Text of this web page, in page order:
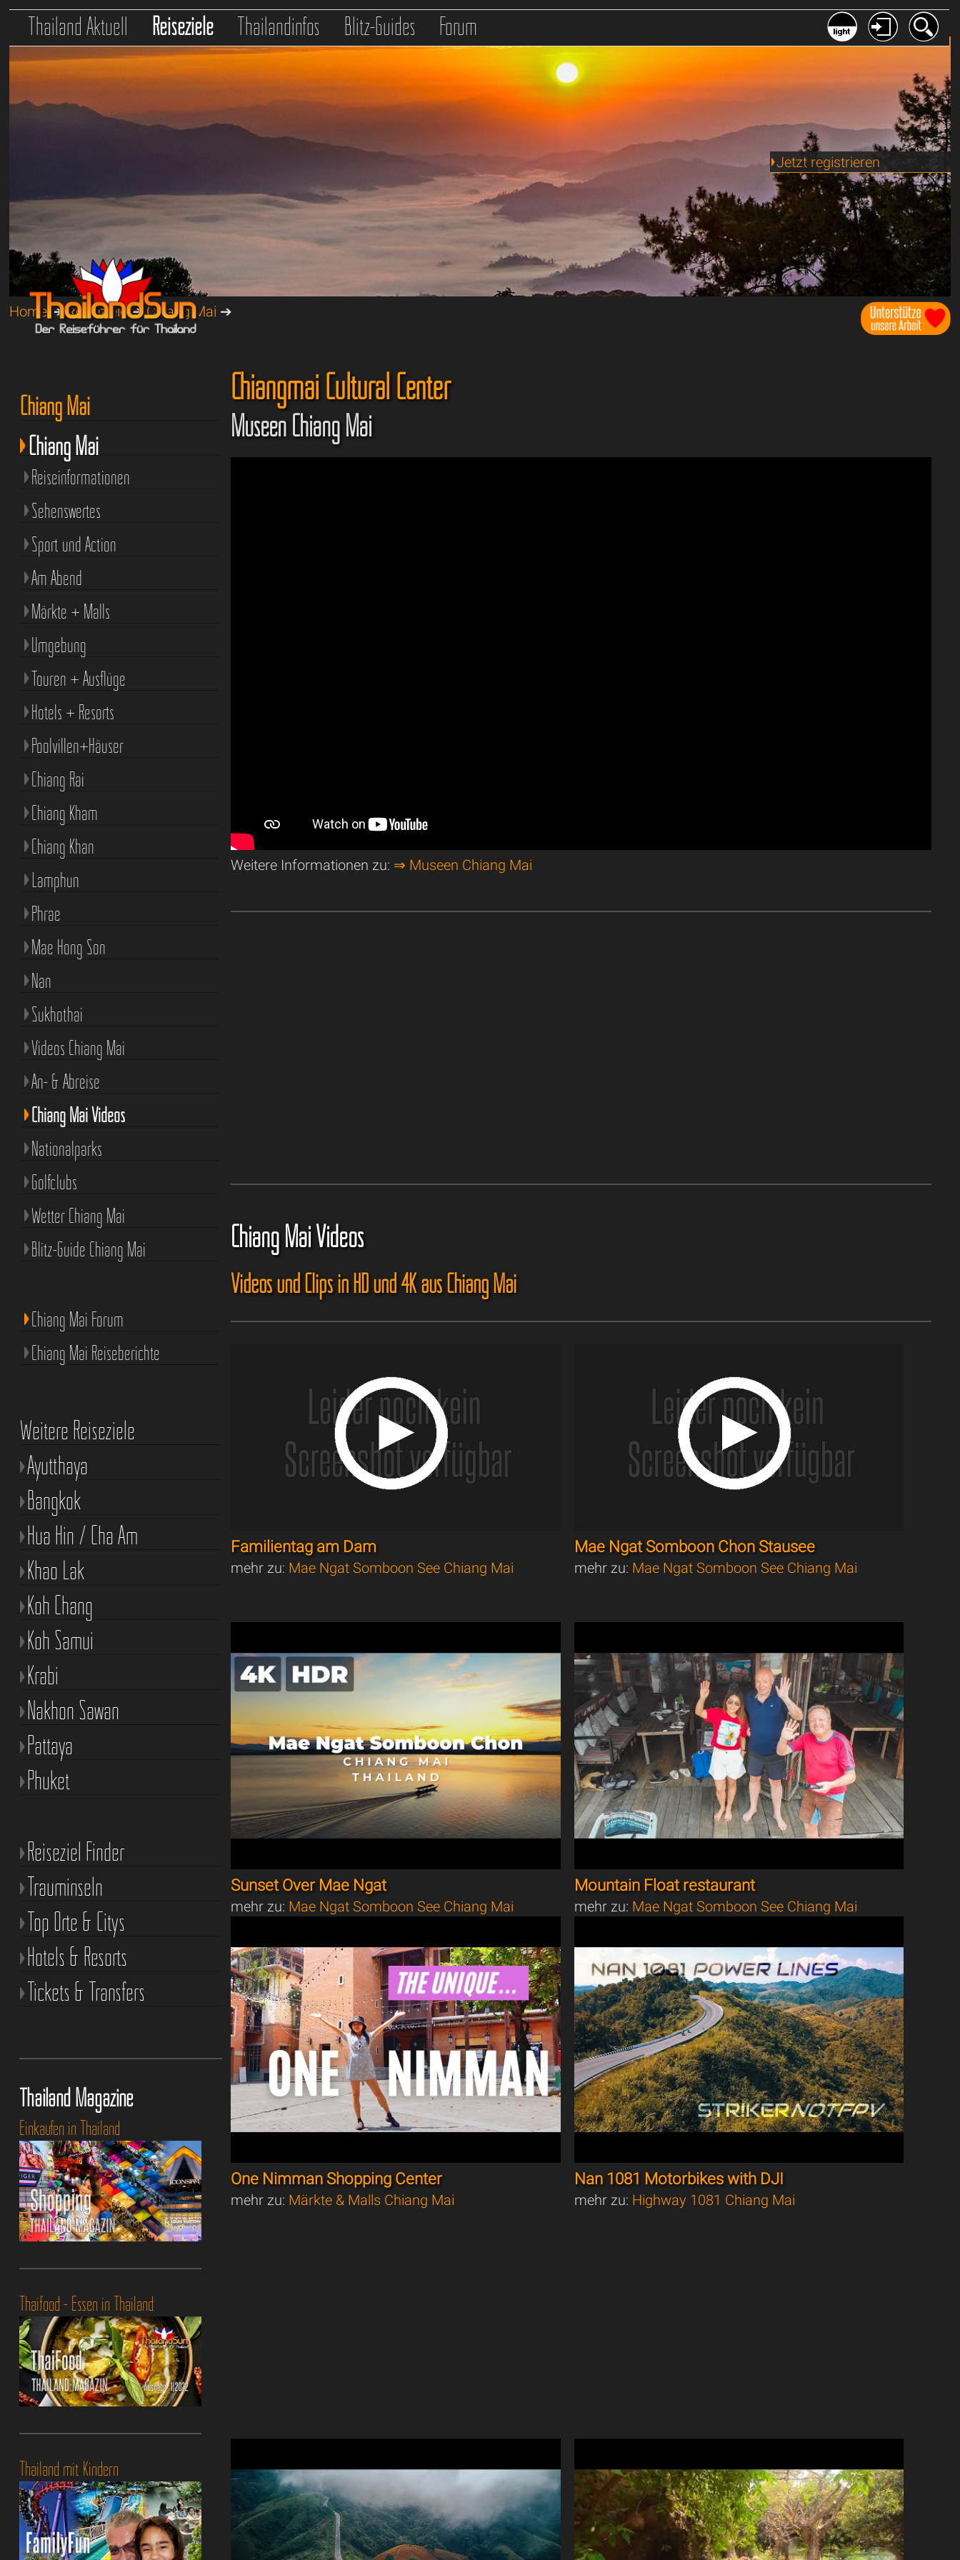
Thailand Aktuell Reiseziele Thailandinfos Blitz-Guides Forum
Jetzt registrieren
Home➔Reiseziele➔Chiang Mai ➔
Chiangmai Cultural Center
Museen Chiang Mai
Weitere Informationen zu: ⇒ Museen Chiang Mai
Chiang Mai Videos
Videos und Clips in HD und 4K aus Chiang Mai
Familientag am Dam
mehr zu: Mae Ngat Somboon See Chiang Mai
Mae Ngat Somboon Chon Stausee
mehr zu: Mae Ngat Somboon See Chiang Mai
Sunset Over Mae Ngat
mehr zu: Mae Ngat Somboon See Chiang Mai
Mountain Float restaurant
mehr zu: Mae Ngat Somboon See Chiang Mai
One Nimman Shopping Center
mehr zu: Märkte & Malls Chiang Mai
Nan 1081 Motorbikes with DJI
mehr zu: Highway 1081 Chiang Mai
Chiang Mai
Chiang Mai
Reiseinformationen
Sehenswertes
Sport und Action
Am Abend
Märkte + Malls
Umgebung
Touren + Ausflüge
Hotels + Resorts
Poolvillen+Häuser
Chiang Rai
Chiang Kham
Chiang Khan
Lamphun
Phrae
Mae Hong Son
Nan
Sukhothai
Videos Chiang Mai
An- & Abreise
Chiang Mai Videos
Nationalparks
Golfclubs
Wetter Chiang Mai
Blitz-Guide Chiang Mai
Chiang Mai Forum
Chiang Mai Reiseberichte
Weitere Reiseziele
Ayutthaya
Bangkok
Hua Hin / Cha Am
Khao Lak
Koh Chang
Koh Samui
Krabi
Nakhon Sawan
Pattaya
Phuket
Reiseziel Finder
Trauminseln
Top Orte & Citys
Hotels & Resorts
Tickets & Transfers
Thailand Magazine
Einkaufen in Thailand
Thaifood - Essen in Thailand
Thailand mit Kindern